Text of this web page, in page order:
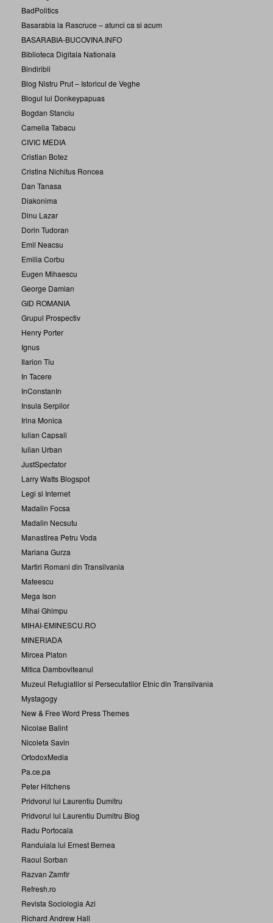
BadPolitics
Basarabia la Rascruce – atunci ca si acum
BASARABIA-BUCOVINA.INFO
Biblioteca Digitala Nationala
Bindiribli
Blog Nistru Prut – Istoricul de Veghe
Blogul lui Donkeypapuas
Bogdan Stanciu
Camelia Tabacu
CIVIC MEDIA
Cristian Botez
Cristina Nichitus Roncea
Dan Tanasa
Diakonima
Dinu Lazar
Dorin Tudoran
Emil Neacsu
Emilia Corbu
Eugen Mihaescu
George Damian
GID ROMANIA
Grupul Prospectiv
Henry Porter
Ignus
Ilarion Tiu
In Tacere
InConstanIn
Insula Serpilor
Irina Monica
Iulian Capsali
Iulian Urban
JustSpectator
Larry Watts Blogspot
Legi si Internet
Madalin Focsa
Madalin Necsutu
Manastirea Petru Voda
Mariana Gurza
Martiri Romani din Transilvania
Mateescu
Mega Ison
Mihai Ghimpu
MIHAI-EMINESCU.RO
MINERIADA
Mircea Platon
Mitica Damboviteanul
Muzeul Refugiatilor si Persecutatilor Etnic din Transilvania
Mystagogy
New & Free Word Press Themes
Nicolae Balint
Nicoleta Savin
OrtodoxMedia
Pa.ce.pa
Peter Hitchens
Pridvorul lui Laurentiu Dumitru
Pridvorul lui Laurentiu Dumitru Blog
Radu Portocala
Randuiala lui Ernest Bernea
Raoul Sorban
Razvan Zamfir
Refresh.ro
Revista Sociologia Azi
Richard Andrew Hall